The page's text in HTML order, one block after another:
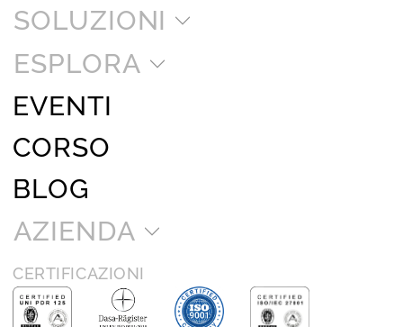
SOLUZIONI
ESPLORA
EVENTI
CORSO
BLOG
AZIENDA
CERTIFICAZIONI